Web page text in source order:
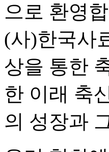
으로 환영
(사)한국사
상을 통한
한 이래 축
의 성장과